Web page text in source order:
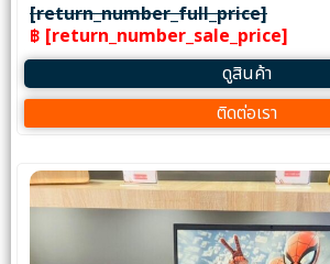
[return_number_full_price]
฿ [return_number_sale_price]
ดูสินค้า
ติดต่อเรา